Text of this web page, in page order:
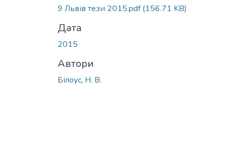
9 Львів тези 2015.pdf(156.71 KB)
Дата
2015
Автори
Білоус, Н. В.